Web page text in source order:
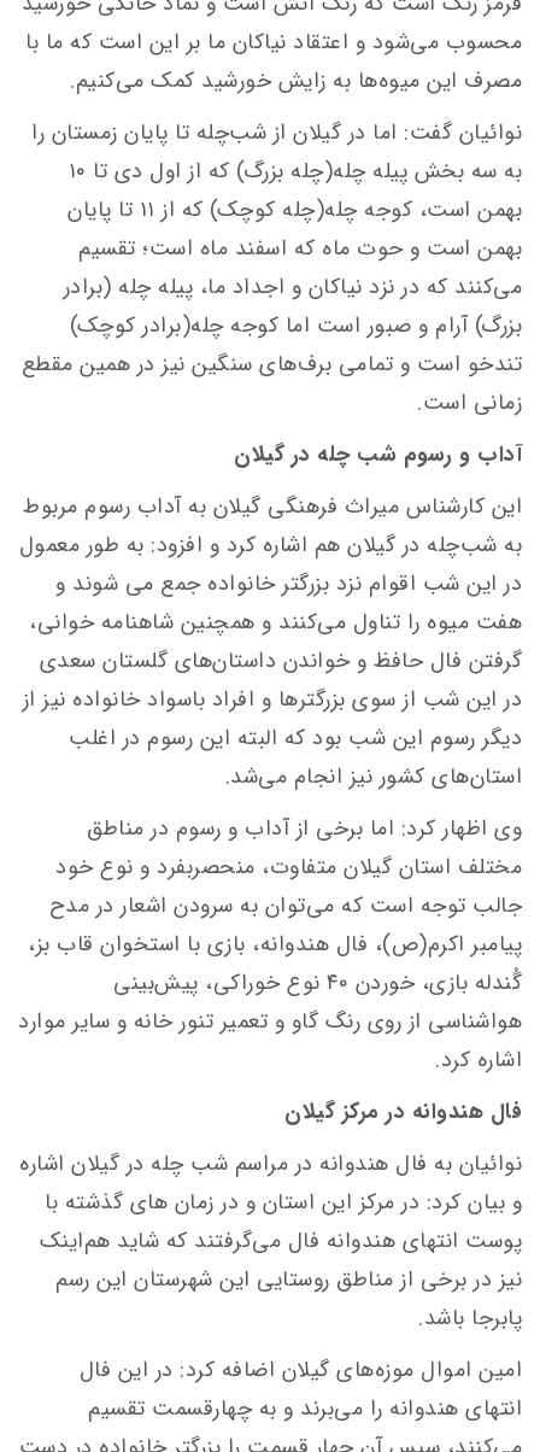
محسوب می‌شود و اعتقاد نیاکان ما بر این است که ما با
مصرف این میوه‌ها به زایش خورشید کمک می‌کنیم.
نوائیان گفت: اما در گیلان از شب‌چله تا پایان زمستان را
به سه بخش پیله چله(چله بزرگ) که از اول دی تا ۱۰
بهمن است، کوجه چله(چله کوچک) که از ۱۱ تا پایان
بهمن است و حوت ماه که اسفند ماه است؛ تقسیم
می‌کنند که در نزد نیاکان و اجداد ما، پیله چله (برادر
بزرگ) آرام و صبور است اما کوجه چله(برادر کوچک)
تندخو است و تمامی برف‌های سنگین نیز در همین مقطع
زمانی است.
آداب و رسوم شب چله در گیلان
این کارشناس میراث فرهنگی گیلان به آداب رسوم مربوط
به شب‌چله در گیلان هم اشاره کرد و افزود: به طور معمول
در این شب اقوام نزد بزرگتر خانواده جمع می شوند و
هفت میوه را تناول می‌کنند و همچنین شاهنامه خوانی،
گرفتن فال حافظ و خواندن داستان‌های گلستان سعدی
در این شب از سوی بزرگترها و افراد باسواد خانواده نیز از
دیگر رسوم این شب بود که البته این رسوم در اغلب
استان‌های کشور نیز انجام می‌شد.
وی اظهار کرد: اما برخی از آداب و رسوم در مناطق
مختلف استان گیلان متفاوت، منحصربفرد و نوع خود
جالب توجه است که می‌توان به سرودن اشعار در مدح
پیامبر اکرم(ص)، فال هندوانه، بازی با استخوان قاب بز،
گُندله بازی، خوردن ۴۰ نوع خوراکی، پیش‌بینی
هواشناسی از روی رنگ گاو و تعمیر تنور خانه و سایر موارد
اشاره کرد.
فال هندوانه در مرکز گیلان
نوائیان به فال هندوانه در مراسم شب چله در گیلان اشاره
و بیان کرد: در مرکز این استان و در زمان های گذشته با
پوست انتهای هندوانه فال می‌گرفتند که شاید هم‌اینک
نیز در برخی از مناطق روستایی این شهرستان این رسم
پابرجا باشد.
امین اموال موزه‌های گیلان اضافه کرد: در این فال
انتهای هندوانه را می‌برند و به چهارقسمت تقسیم